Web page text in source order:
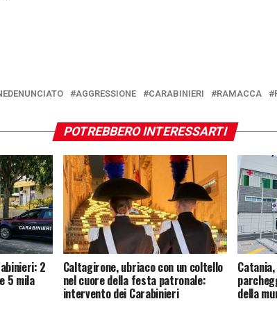
AGGRESSIONE CARABINIERI RAMACCA
POTREBBERO INTERESSARTI
2
5 mila
Caltagirone, ubriaco con un coltello
nel cuore della festa patronale:
intervento dei Carabinieri della